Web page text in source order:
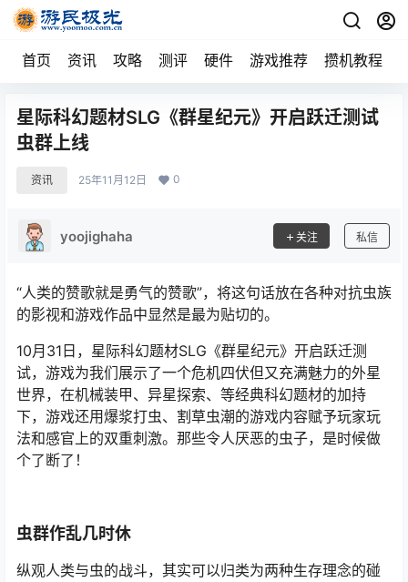
首页 资讯 攻略 测评 硬件 游戏推荐 攒机教程
星际科幻题材SLG《群星纪元》开启跃迁测试
虫群上线
资讯 25年11月12日 0
yoojighaha 关注 私信
“人类的赞歌就是勇气的赞歌”，将这句话放在各种对抗虫族
的影视和游戏作品中显然是最为贴切的。
10月31日，星际科幻题材SLG《群星纪元》开启跃迁测
试，游戏为我们展示了一个危机四伏但又充满魅力的外星
世界，在机械装甲、异星探索、等经典科幻题材的加持
下，游戏还用爆浆打虫、割草虫潮的游戏内容赋予玩家玩
法和感官上的双重刺激。那些令人厌恶的虫子，是时候做
个了断了！
虫群作乱几时休
纵观人类与虫的战斗，其实可以归类为两种生存理念的碰